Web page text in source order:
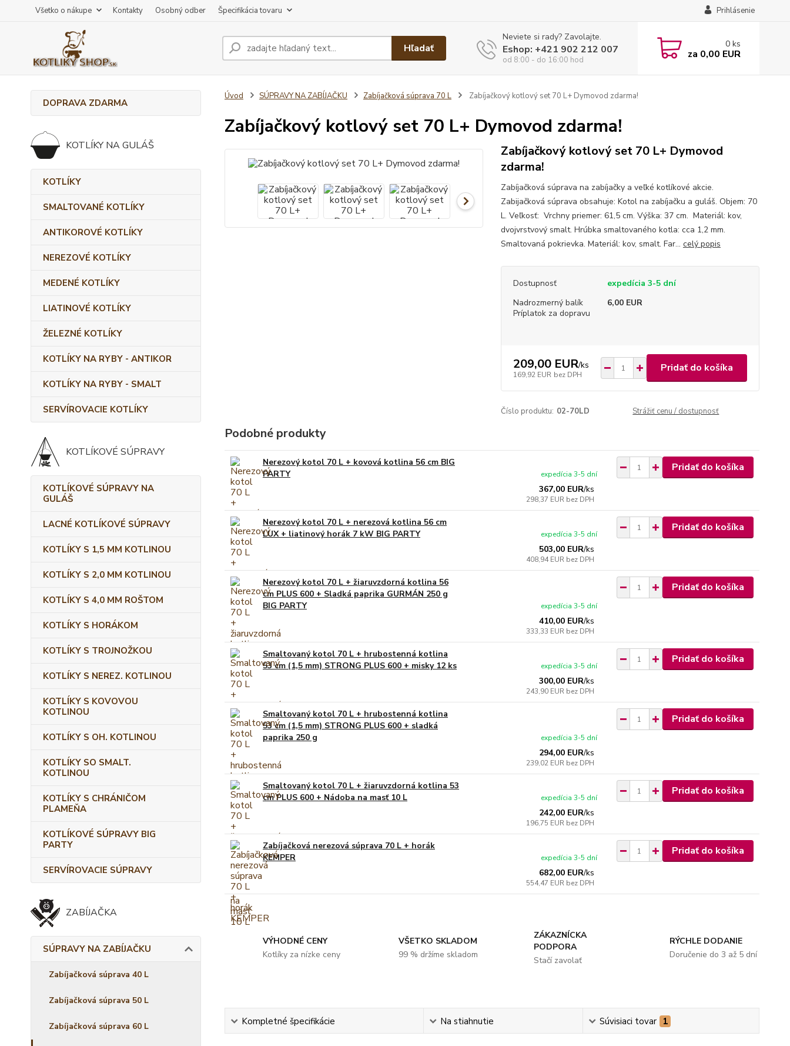
Všetko o nákupe Kontakty Osobný odber Špecifikácia tovaru Prihlásenie
Hľadať
Neviete si rady? Zavolajte.
Eshop: +421 902 212 007
od 8:00 - do 16:00 hod
0 ks
za 0,00 EUR
DOPRAVA ZDARMA
KOTLÍKY NA GULÁŠ
KOTLÍKY
SMALTOVANÉ KOTLÍKY
ANTIKOROVÉ KOTLÍKY
NEREZOVÉ KOTLÍKY
MEDENÉ KOTLÍKY
LIATINOVÉ KOTLÍKY
ŽELEZNÉ KOTLÍKY
KOTLÍKY NA RYBY - ANTIKOR
KOTLÍKY NA RYBY - SMALT
SERVÍROVACIE KOTLÍKY
KOTLÍKOVÉ SÚPRAVY
KOTLÍKOVÉ SÚPRAVY NA
GULÁŠ
LACNÉ KOTLÍKOVÉ SÚPRAVY
KOTLÍKY S 1,5 MM KOTLINOU
KOTLÍKY S 2,0 MM KOTLINOU
KOTLÍKY S 4,0 MM ROŠTOM
KOTLÍKY S HORÁKOM
KOTLÍKY S TROJNOŽKOU
KOTLÍKY S NEREZ. KOTLINOU
KOTLÍKY S KOVOVOU
KOTLINOU
KOTLÍKY S OH. KOTLINOU
KOTLÍKY SO SMALT.
KOTLINOU
KOTLÍKY S CHRÁNIČOM
PLAMEŇA
KOTLÍKOVÉ SÚPRAVY BIG
PARTY
SERVÍROVACIE SÚPRAVY
ZABÍJAČKA
SÚPRAVY NA ZABÍJAČKU
Zabíjačková súprava 40 L
Zabíjačková súprava 50 L
Zabíjačková súprava 60 L
Úvod SÚPRAVY NA ZABÍJAČKU Zabíjačková súprava 70 L Zabíjačkový kotlový set 70 L+ Dymovod zdarma!
Zabíjačkový kotlový set 70 L+ Dymovod zdarma!
Zabíjačkový kotlový set 70 L+ Dymovod
zdarma!
Zabíjačková súprava na zabíjačky a veľké kotlíkové akcie.
Zabijačková súprava obsahuje: Kotol na zabíjačku a guláš. Objem: 70
L. Veľkosť: Vrchny priemer: 61,5 cm. Výška: 37 cm. Materiál: kov,
dvojvrstvový smalt. Hrúbka smaltovaného kotla: cca 1,2 mm.
Smaltovaná pokrievka. Materiál: kov, smalt. Far... celý popis
Dostupnosť
expedícia 3-5 dní
Nadrozmerný balík
Príplatok za dopravu
6,00 EUR
209,00 EUR/ks
169,92 EUR bez DPH
Pridať do košíka
Číslo produktu: 02-70LD Strážiť cenu / dostupnosť
Podobné produkty
Nerezový kotol 70 L + kovová kotlina 56 cm BIG
PARTY
367,00 EUR/ks
298,37 EUR bez DPH
expedícia 3-5 dní
Pridať do košíka
Nerezový kotol 70 L + nerezová kotlina 56 cm
LUX + liatinový horák 7 kW BIG PARTY
503,00 EUR/ks
408,94 EUR bez DPH
expedícia 3-5 dní
Pridať do košíka
Nerezový kotol 70 L + žiaruvzdorná kotlina 56
cm PLUS 600 + Sladká paprika GURMÁN 250 g
BIG PARTY
410,00 EUR/ks
333,33 EUR bez DPH
expedícia 3-5 dní
Pridať do košíka
Smaltovaný kotol 70 L + hrubostenná kotlina
53 cm (1,5 mm) STRONG PLUS 600 + misky 12 ks
300,00 EUR/ks
243,90 EUR bez DPH
expedícia 3-5 dní
Pridať do košíka
Smaltovaný kotol 70 L + hrubostenná kotlina
53 cm (1,5 mm) STRONG PLUS 600 + sladká
paprika 250 g
294,00 EUR/ks
239,02 EUR bez DPH
expedícia 3-5 dní
Pridať do košíka
Smaltovaný kotol 70 L + žiaruvzdorná kotlina 53
cm PLUS 600 + Nádoba na masť 10 L
242,00 EUR/ks
196,75 EUR bez DPH
expedícia 3-5 dní
Pridať do košíka
Zabíjačková nerezová súprava 70 L + horák
KEMPER
682,00 EUR/ks
554,47 EUR bez DPH
expedícia 3-5 dní
Pridať do košíka
VÝHODNÉ CENY
Kotlíky za nízke ceny
VŠETKO SKLADOM
99 % držíme skladom
ZÁKAZNÍCKA
PODPORA
Stačí zavolať
RÝCHLE DODANIE
Doručenie do 3 až 5 dní
Kompletné špecifikácie Na stiahnutie Súvisiaci tovar 1